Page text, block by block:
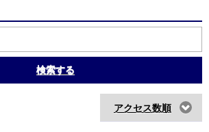
検索する
アクセス数順